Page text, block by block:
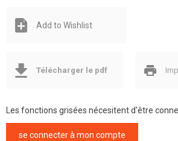
Add to Wishlist
Télécharger le pdf
Les fonctions grisées nécesitent d'être
se connecter à mon compte